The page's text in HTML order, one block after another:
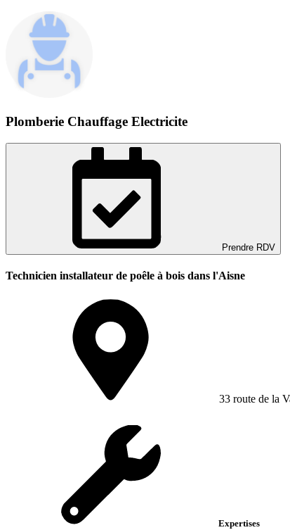
Plomberie Chauffage Electricite
Prendre RDV
Technicien installateur de poêle à bois dans l'Aisne
33 route de la
Expertises